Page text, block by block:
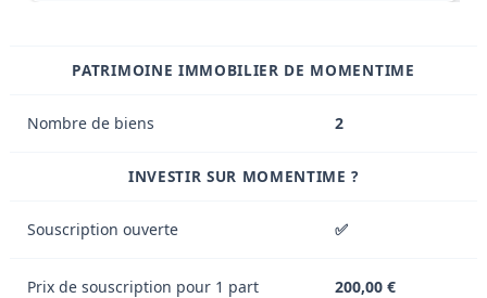
PATRIMOINE IMMOBILIER DE MOMENTIME
Nombre de biens 2
INVESTIR SUR MOMENTIME ?
Souscription ouverte ✅
Prix de souscription pour 1 part 200,00 €